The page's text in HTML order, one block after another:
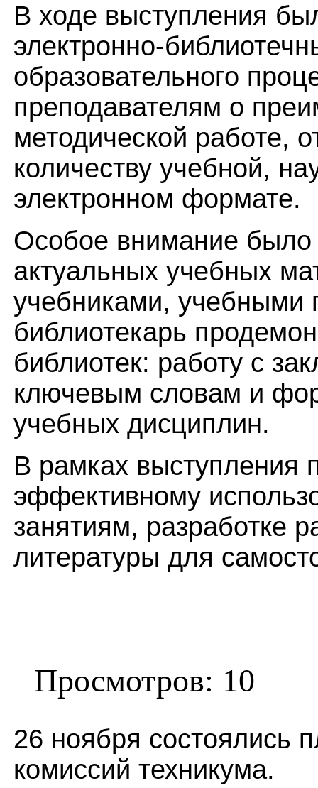
В ходе выступления
электронно-
образовательного
преподавателям о
методической работе,
количеству учебной,
электронном формате.
Особое внимание было
актуальных учебных
учебниками, учебными
библиотекарь
библиотек: работу с
ключевым словам и
учебных дисциплин.
В рамках выступления
эффективному
занятиям, разработке
литературы для
Просмотров: 10
26 ноября состоялись
комиссий техникума.